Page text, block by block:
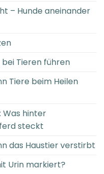
– Hunde aneinander
Tieren führen
Tiere beim Heilen
Was hinter
steckt
das Haustier verstirbt
Urin markiert?